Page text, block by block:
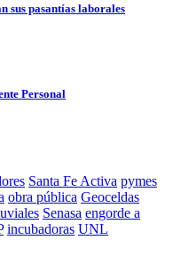
sus pasantías laborales
Personal
Santa Fe Activa pymes
obra pública Geoceldas
Senasa engorde a
incubadoras UNL